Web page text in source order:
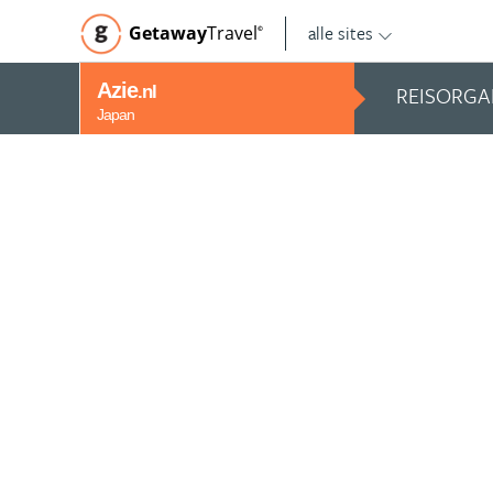
GetawayTravel© alle sites
Azie.nl
Japan